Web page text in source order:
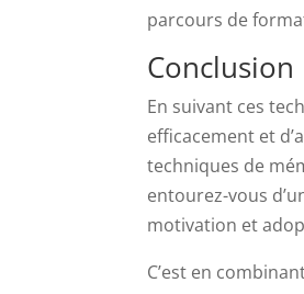
parcours de
Conclusion
En suivant ces
efficacement et
techniques de
entourez-vous
motivation et
C’est en